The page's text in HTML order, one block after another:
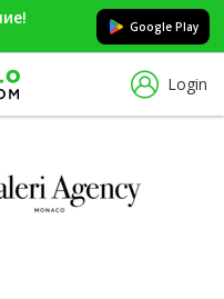
Google Play
Login